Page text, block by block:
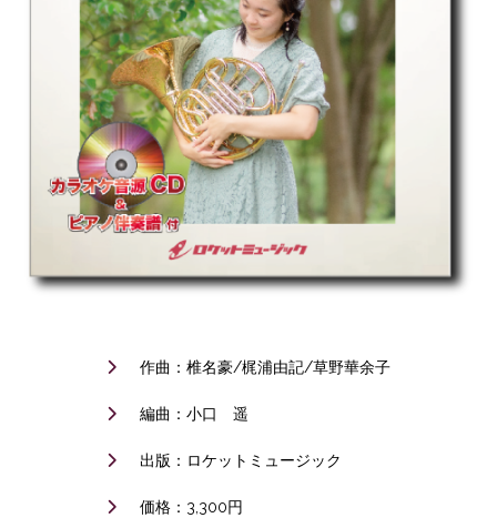
作曲：椎名豪/梶浦由記/草野華余子
編曲：小口 遥
出版：ロケットミュージック
価格：3,300円